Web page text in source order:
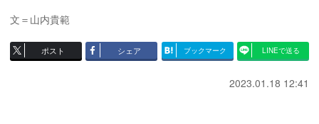
文＝山内貴範
ポスト シェア ブックマーク LINEで送る
2023.01.18 12:41